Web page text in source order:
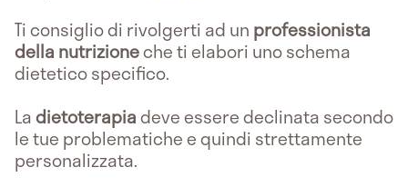
Ti consiglio di rivolgerti ad un professionista
della nutrizioneche ti elabori uno schema
dietetico specifico.
Ladietoterapiadeve essere declinata secondo
le tue problematiche e quindi strettamente
personalizzata.